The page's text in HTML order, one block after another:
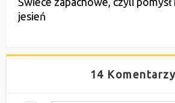
jesień
14